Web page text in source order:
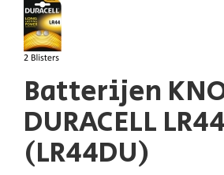
Batterijen
DURACELL
(LR44DU)